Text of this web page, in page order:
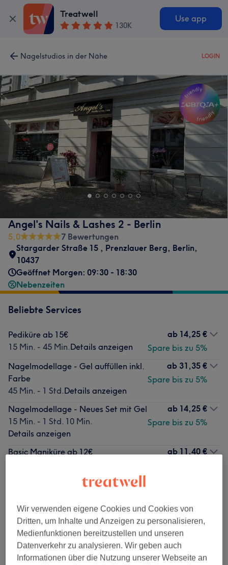
Treatwell
130K
Use app
Nagelstudios in der Nähe LOGIN
Angel's Nails & Lashes 2 - Berlin
5,0
7 Bewertungen
Stargarder Straße 15 , Prenzlauer Berg, Berlin,
10437
Geöffnet Morgen: 09:30 - 18:30
Nebenzeiten
Beliebte Services
Pediküre ab 15€
15 Min. - 45 Min.Details anzeigen
ab 14,25 €
Spare bis zu 5%
Nagelmodellage - Gel auffüllen inkl.
Farbe
45 Min. - 1 Std.Details anzeigen
ab 31,35 €
Spare bis zu 5%
Nagelmodellage - Neues Set mit Gel
15 Min. - 1 Std. 10 Min.
Details anzeigen
ab 14,25 €
Spare bis zu 5%
Basic Maniküre ab 12€
ab 11,40 €
Details anzeigen
Alle Services
Wir verwenden eigene Cookies und Cookies von
Dritten, um Inhalte und Anzeigen zu personalisieren,
Medienfunktionen bereitzustellen und unseren
Datenverkehr zu analysieren. Wir geben auch
Informationen über die Nutzung unserer Webseite an